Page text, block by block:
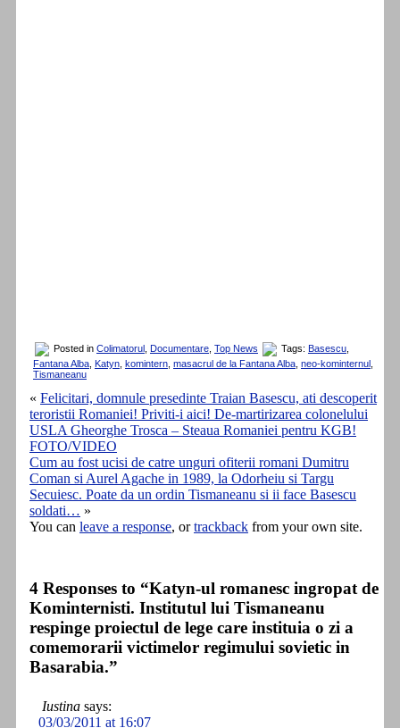
Posted in Colimatorul Documentare Top News Tags: Basescu
Fantana Alba
Katyn komintern masacrul de la Fantana Alba neo-kominternul
Tismaneanu
« Felicitari, domnule presedinte Traian Basescu, ati descoperit
teroristii Romaniei! Priviti-i aici! De-martirizarea colonelului
USLA Gheorghe Trosca – Steaua Romaniei pentru KGB!
FOTO/VIDEO
Cum au fost ucisi de catre unguri ofiterii romani Dumitru
Coman si Aurel Agache in 1989, la Odorheiu si Targu
Secuiesc. Poate da un ordin Tismaneanu si ii face Basescu
soldati… »
You can leave a response, ortrackback from your own site.
4 Responses to “Katyn-ul romanesc ingropat de
Kominternisti. Institutul lui Tismaneanu
respinge proiectul de lege care instituia o zi a
comemorarii victimelor regimului sovietic in
Basarabia.”
Iustina says:
03/03/2011 at 16:07